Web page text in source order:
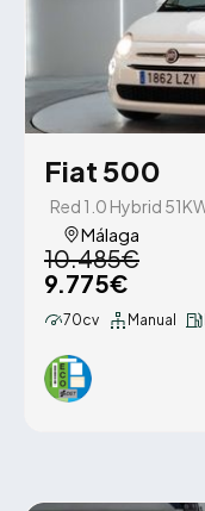
Fiat 500
Red 1.0 Hybrid
Málaga
10.485€
9.775€
70cv Manual